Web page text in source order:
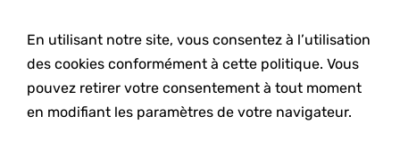
En utilisant notre site, vous consentez à l’utilisation
des cookies conformément à cette politique. Vous
pouvez retirer votre consentement à tout moment
en modifiant les paramètres de votre navigateur.